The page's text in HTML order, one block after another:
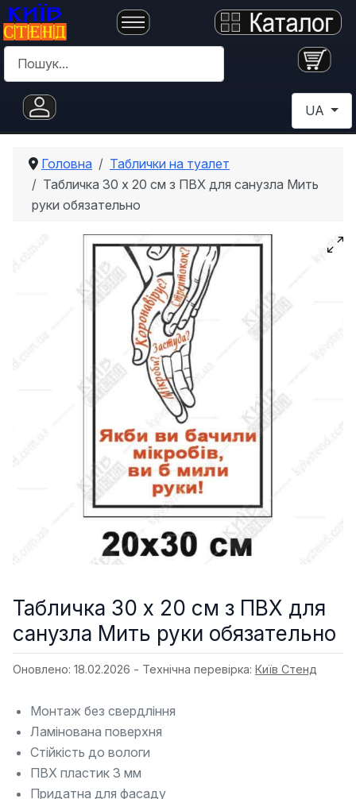
Пошук
Оберіть
UA
Головна
Таблички на туалет
Табличка 30 х 20 см з ПВХ для санузла Мить
руки обязательно
Табличка 30 х 20 см з ПВХ для
санузла Мить руки обязательно
Оновлено: 18.02.2026 - Технічна перевірка: Київ Стенд
Монтаж без свердління
Ламінована поверхня
Стійкість до вологи
ПВХ пластик 3 мм
Придатна для фасаду